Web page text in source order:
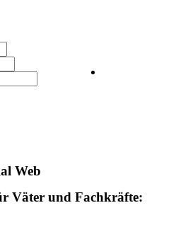
Web
Väter und Fachkräfte: